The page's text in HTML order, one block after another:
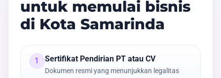
untuk memulai bisnis
di Kota Samarinda
1 Sertifikat Pendirian PT atau CV
Dokumen resmi yang menunjukkan legalitas